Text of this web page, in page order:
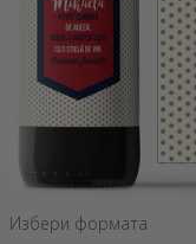
Избери формата